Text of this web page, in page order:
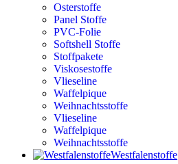
Osterstoffe
Panel Stoffe
PVC-Folie
Softshell Stoffe
Stoffpakete
Viskosestoffe
Vlieseline
Waffelpique
Weihnachtsstoffe
Vlieseline
Waffelpique
Weihnachtsstoffe
Westfalenstoffe